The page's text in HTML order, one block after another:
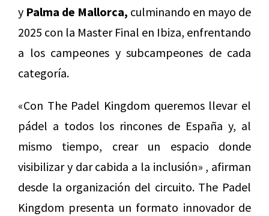
y Palma de Mallorca, culminando en mayo de
2025 con la Master Final en Ibiza, enfrentando
a los campeones y subcampeones de cada
categoría.
«Con The Padel Kingdom queremos llevar el
pádel a todos los rincones de España y, al
mismo tiempo, crear un espacio donde
visibilizar y dar cabida a la inclusión» , afirman
desde la organización del circuito. The Padel
Kingdom presenta un formato innovador de